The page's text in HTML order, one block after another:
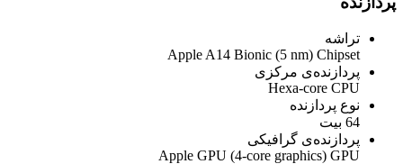
تراشه
Apple A14 Bionic (5 nm) Chipset
پردازنده‌ی مرکزی
Hexa-core CPU
نوع پردازنده
64 بیت
پردازنده‌ی گرافیکی
Apple GPU (4-core graphics) GPU